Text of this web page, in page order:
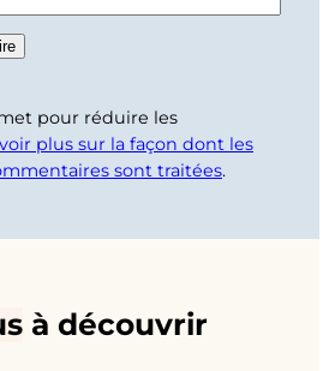
pour réduire les
plus sur la façon dont les
sont traitées.
à découvrir